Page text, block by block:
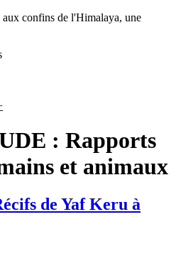
confins de l'Himalaya, une
: Rapports
et animaux
de Yaf Keru à